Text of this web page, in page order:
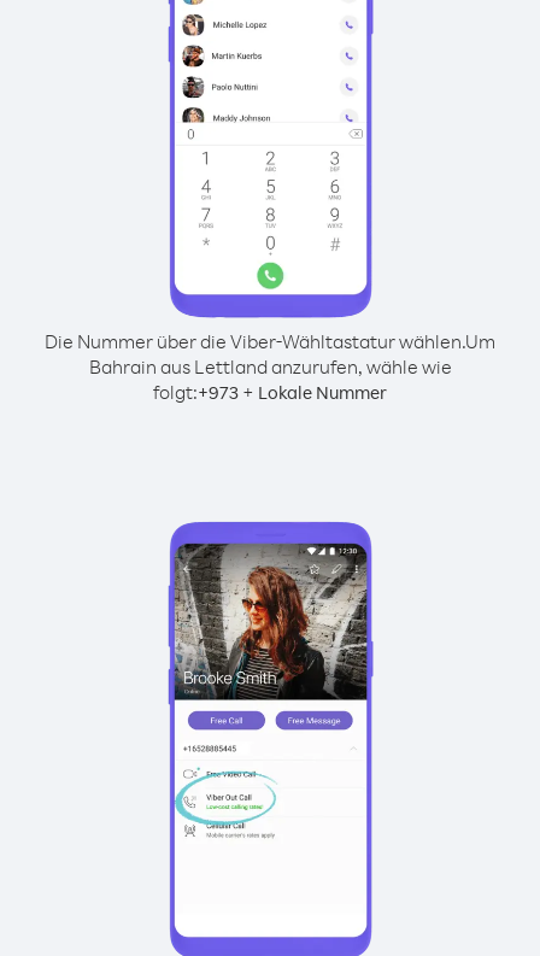
Die Nummer über die Viber-Wähltastatur wählen.Um
Bahrain aus Lettland anzurufen, wähle wie
folgt:+973 + Lokale Nummer